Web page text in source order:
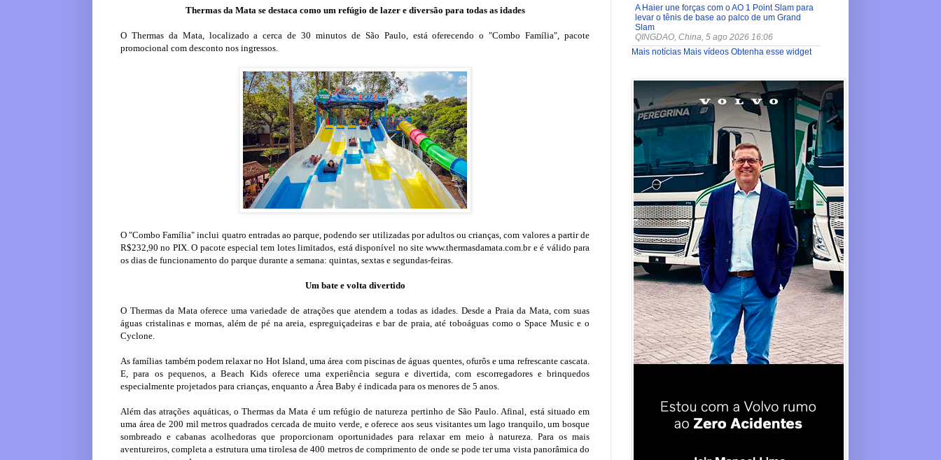
Thermas da Mata se destaca como um refúgio de lazer e diversão para todas as idades
O Thermas da Mata, localizado a cerca de 30 minutos de São Paulo, está oferecendo o "Combo Família", pacote
promocional com desconto nos ingressos.
O "Combo Família" inclui quatro entradas ao parque, podendo ser utilizadas por adultos ou crianças, com valores a partir de
R$232,90 no PIX. O pacote especial tem lotes limitados, está disponível no site www.thermasdamata.com.br e é válido para
os dias de funcionamento do parque durante a semana: quintas, sextas e segundas-feiras.
Um bate e volta divertido
O Thermas da Mata oferece uma variedade de atrações que atendem a todas as idades. Desde a Praia da Mata, com suas
águas cristalinas e mornas, além de pé na areia, espreguiçadeiras e bar de praia, até toboáguas como o Space Music e o
Cyclone.
As famílias também podem relaxar no Hot Island, uma área com piscinas de águas quentes, ofurôs e uma refrescante cascata.
E, para os pequenos, a Beach Kids oferece uma experiência segura e divertida, com escorregadores e brinquedos
especialmente projetados para crianças, enquanto a Área Baby é indicada para os menores de 5 anos.
Além das atrações aquáticas, o Thermas da Mata é um refúgio de natureza pertinho de São Paulo. Afinal, está situado em
uma área de 200 mil metros quadrados cercada de muito verde, e oferece aos seus visitantes um lago tranquilo, um bosque
sombreado e cabanas acolhedoras que proporcionam oportunidades para relaxar em meio à natureza. Para os mais
aventureiros, completa a estrutura uma tirolesa de 400 metros de comprimento de onde se pode ter uma vista panorâmica do
A Haier une forças com o AO 1 Point Slam para
levar o tênis de base ao palco de um Grand
Slam
QINGDAO, China, 5 ago 2026 16:06
Mais notícias Mais vídeos Obtenha esse widget